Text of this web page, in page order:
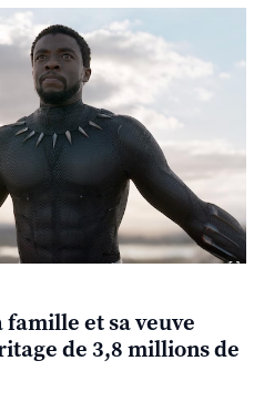
famille et sa veuve
de 3,8 millions de